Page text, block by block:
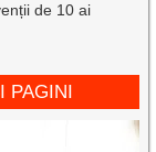
de 10 ai
PAGINI